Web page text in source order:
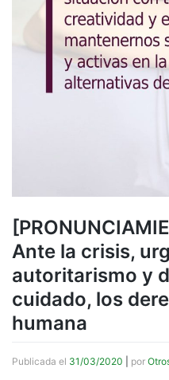
Ante la crisis,
autoritarismo y
cuidado, los
humana
Publicada el 31/03/2020 por